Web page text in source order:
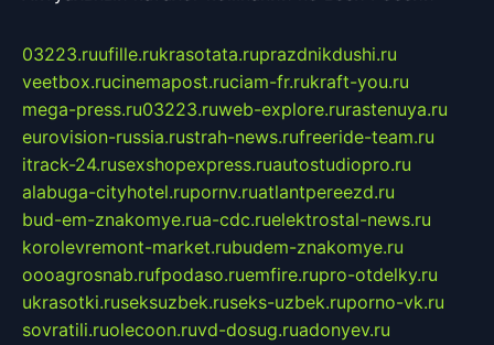
03223.ruufille.rukrasotata.ruprazdnikdushi.ru
veetbox.rucinemapost.ruciam-fr.rukraft-you.ru
mega-press.ru03223.ruweb-explore.rurastenuya.ru
eurovision-russia.rustrah-news.rufreeride-team.ru
itrack-24.rusexshopexpress.ruautostudiopro.ru
alabuga-cityhotel.rupornv.ruatlantpereezd.ru
bud-em-znakomye.rua-cdc.ruelektrostal-news.ru
korolevremont-market.rubudem-znakomye.ru
oooagrosnab.rufpodaso.ruemfire.rupro-otdelky.ru
ukrasotki.ruseksuzbek.ruseks-uzbek.ruporno-vk.ru
sovratili.ruolecoon.ruvd-dosug.ruadonyev.ru